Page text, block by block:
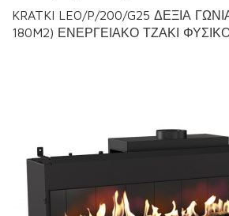
KRATKI LEO/P/200/G25 ΔΕΞΙΑ
180M2) ΕΝΕΡΓΕΙΑΚΟ ΤΖΑΚΙ